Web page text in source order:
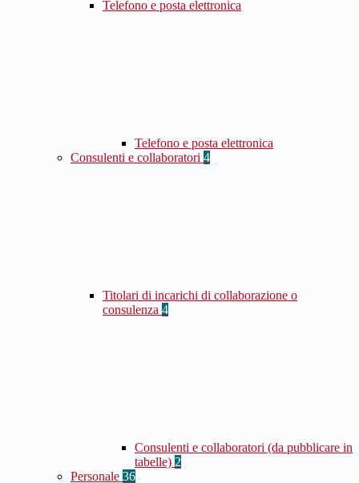
Telefono e posta elettronica
Telefono e posta elettronica
Consulenti e collaboratori 4
Titolari di incarichi di collaborazione o
consulenza 4
Consulenti e collaboratori (da pubblicare in
tabelle) 2
Personale 36